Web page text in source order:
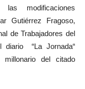
modificaciones
Gutiérrez Fragoso,
de Trabajadores del
diario “La Jornada“
millonario del citado